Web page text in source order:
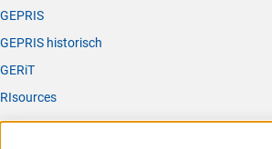
GEPRIS
GEPRIS historisch
GERiT
RIsources
Service